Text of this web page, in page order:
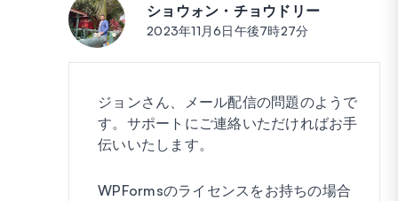
ショウォン・チョウドリー
2023年11月6日午後7時27分
ジョンさん、メール配信の問題のようで
す。サポートにご連絡いただければお手
伝いいたします。
WPFormsのライセンスをお持ちの場合